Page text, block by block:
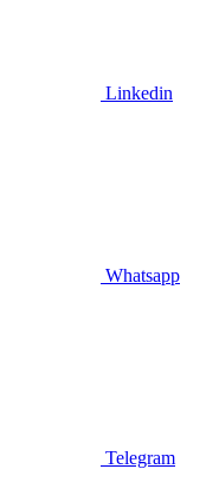
Linkedin
Whatsapp
Telegram